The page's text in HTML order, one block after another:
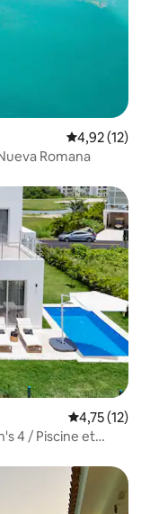
Note
4,92 (12)
Romana
Note
4,75 (12)
4 / Piscine et